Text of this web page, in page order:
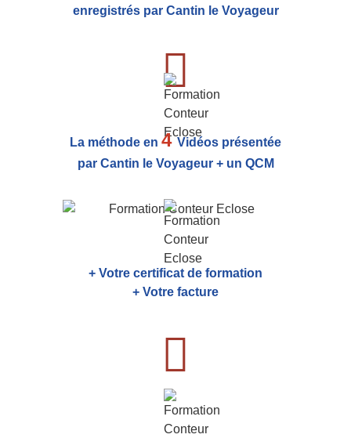
enregistrés par Cantin le Voyageur
La méthode en 4Vidéos présentée
par Cantin le Voyageur + un QCM
+ Votre certificat de formation
+ Votre facture